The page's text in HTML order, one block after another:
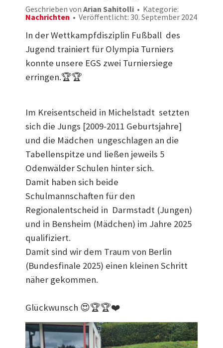
Geschrieben von Arian Sahitolli
Kategorie:
Nachrichten
Veröffentlicht: 30. September 2024
In der Wettkampfdisziplin Fußball des
Jugend trainiert für Olympia Turniers
konnte unsere EGS zwei Turniersiege
erringen.🏆🏆
Im Kreisentscheid in Michelstadt setzten
sich die Jungs [2009-2011 Geburtsjahre]
und die Mädchen ungeschlagen an die
Tabellenspitze und ließen jeweils 5
Odenwälder Schulen hinter sich.
Damit haben sich beide
Schulmannschaften für den
Regionalentscheid in Darmstadt (Jungen)
und in Bensheim (Mädchen) im Jahre 2025
qualifiziert.
Damit sind wir dem Traum von Berlin
(Bundesfinale 2025) einen kleinen Schritt
näher gekommen.
Glückwunsch 😍🏆🏆❤️